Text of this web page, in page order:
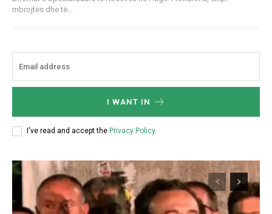
mbrojtës dhe të...
I WANT IN
I've read and accept the Privacy Policy.